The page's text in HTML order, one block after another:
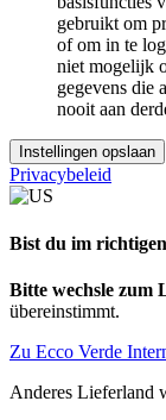
gebruikt om
of om in te
niet mogelijk
gegevens die
nooit aan
Instellingen opslaan
Privacybeleid
Bist du im
Bitte wechsle zum
übereinstimmt.
Zu Ecco Verde
Anderes Lieferland